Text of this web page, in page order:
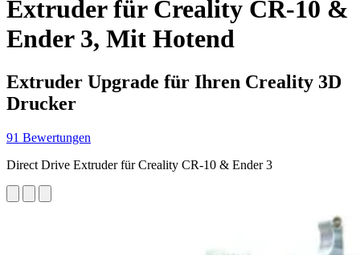
Extruder für Creality CR-10 &
Ender 3, Mit Hotend
Extruder Upgrade für Ihren Creality 3D
Drucker
91 Bewertungen
Direct Drive Extruder für Creality CR-10 & Ender 3